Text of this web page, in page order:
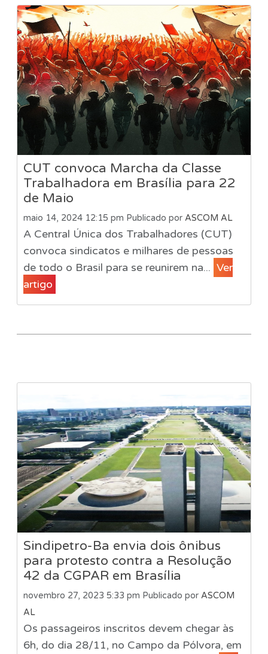
CUT convoca Marcha da Classe
Trabalhadora em Brasília para 22
de Maio
maio 14, 2024 12:15 pm Publicado por ASCOM AL
A Central Única dos Trabalhadores (CUT)
convoca sindicatos e milhares de pessoas
de todo o Brasil para se reunirem na... Ver
artigo
Sindipetro-Ba envia dois ônibus
para protesto contra a Resolução
42 da CGPAR em Brasília
novembro 27, 2023 5:33 pm Publicado por ASCOM
AL
Os passageiros inscritos devem chegar às
6h, do dia 28/11, no Campo da Pólvora, em